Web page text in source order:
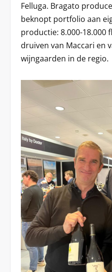
Felluga. Bragato
beknopt portfolio aan
productie: 8.000-18.000
druiven van Maccari en
wijngaarden in de regio.